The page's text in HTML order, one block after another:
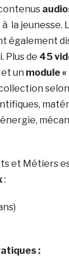
la jeunesse.
également
Plus de 45
un module
et Métiers
:
: